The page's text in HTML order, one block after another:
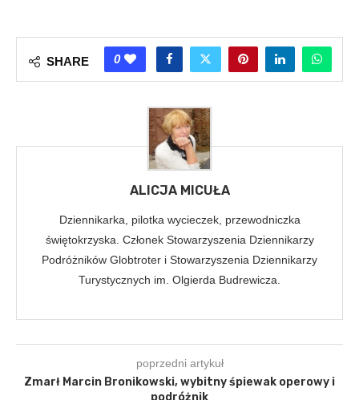
SHARE 0
ALICJA MICUŁA
Dziennikarka, pilotka wycieczek, przewodniczka
świętokrzyska. Członek Stowarzyszenia Dziennikarzy
Podróżników Globtroter i Stowarzyszenia Dziennikarzy
Turystycznych im. Olgierda Budrewicza.
poprzedni artykuł
Zmarł Marcin Bronikowski, wybitny śpiewak operowy i